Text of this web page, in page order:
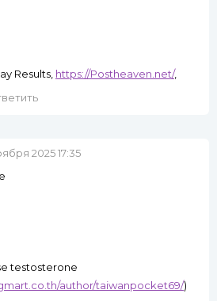
Results, https://Postheaven.net/,
2025 17:35
testosterone
author/taiwanpocket69/)